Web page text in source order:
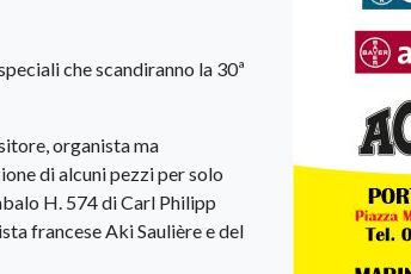
che scandiranno la 30ª
organista ma
di alcuni pezzi per solo
H. 574 di Carl Philipp
francese Aki Saulière e del